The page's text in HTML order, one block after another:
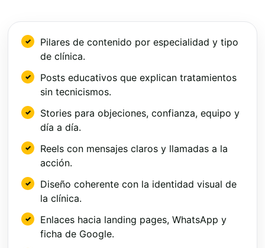
Pilares de contenido por especialidad y tipo
de clínica.
Posts educativos que explican tratamientos
sin tecnicismos.
Stories para objeciones, confianza, equipo y
día a día.
Reels con mensajes claros y llamadas a la
acción.
Diseño coherente con la identidad visual de
la clínica.
Enlaces hacia landing pages, WhatsApp y
ficha de Google.